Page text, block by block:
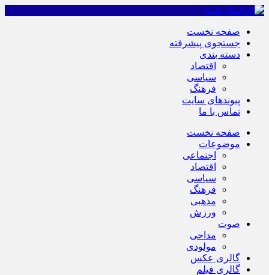
صفحه نخست
جستجوی پیشرفته
دسته بندی
اقتصاد
سیاسی
فرهنگ
پیوندهای سایت
تماس با ما
صفحه نخست
موضوعات
اجتماعی
اقتصاد
سیاسی
فرهنگ
مذهبی
ورزش
صوت
مداحی
مولودی
گالری عکس
گالری فیلم